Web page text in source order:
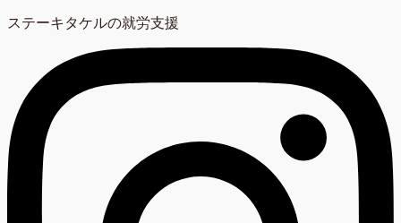
ステーキタケルの就労支援